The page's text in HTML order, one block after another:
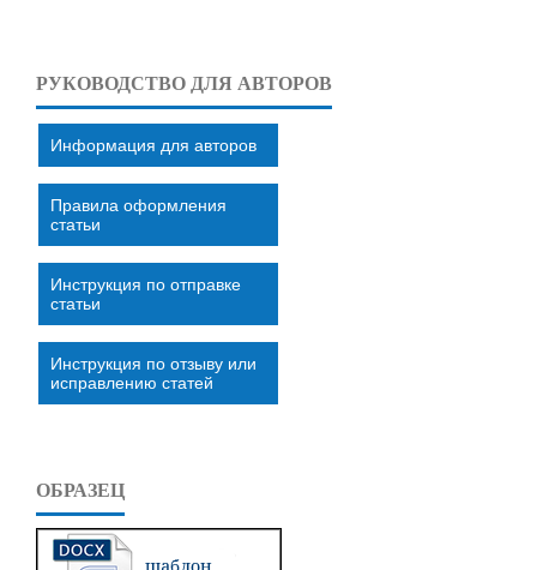
РУКОВОДСТВО ДЛЯ АВТОРОВ
Информация для авторов
Правила оформления
статьи
Инструкция по отправке
статьи
Инструкция по отзыву или
исправлению статей
ОБРАЗЕЦ